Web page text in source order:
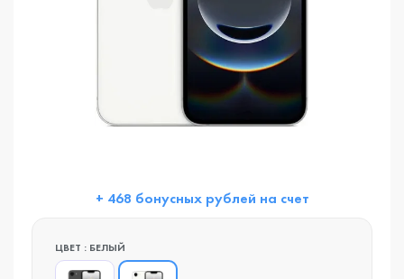
+ 468 бонусных рублей на счет
ЦВЕТ : БЕЛЫЙ